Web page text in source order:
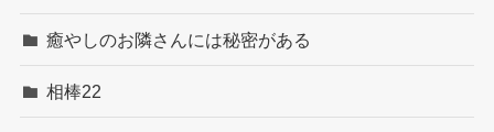
癒やしのお隣さんには秘密がある
相棒22